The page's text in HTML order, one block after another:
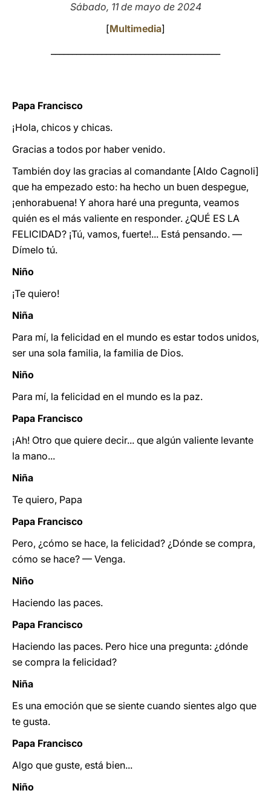
Sábado, 11 de mayo de 2024
[Multimedia]
Papa Francisco
¡Hola, chicos y chicas.
Gracias a todos por haber venido.
También doy las gracias al comandante [Aldo Cagnoli]
que ha empezado esto: ha hecho un buen despegue,
¡enhorabuena! Y ahora haré una pregunta, veamos
quién es el más valiente en responder. ¿QUÉ ES LA
FELICIDAD? ¡Tú, vamos, fuerte!... Está pensando. —
Dímelo tú.
Niño
¡Te quiero!
Niña
Para mí, la felicidad en el mundo es estar todos unidos,
ser una sola familia, la familia de Dios.
Niño
Para mí, la felicidad en el mundo es la paz.
Papa Francisco
¡Ah! Otro que quiere decir... que algún valiente levante
la mano...
Niña
Te quiero, Papa
Papa Francisco
Pero, ¿cómo se hace, la felicidad? ¿Dónde se compra,
cómo se hace? — Venga.
Niño
Haciendo las paces.
Papa Francisco
Haciendo las paces. Pero hice una pregunta: ¿dónde
se compra la felicidad?
Niña
Es una emoción que se siente cuando sientes algo que
te gusta.
Papa Francisco
Algo que guste, está bien...
Niño